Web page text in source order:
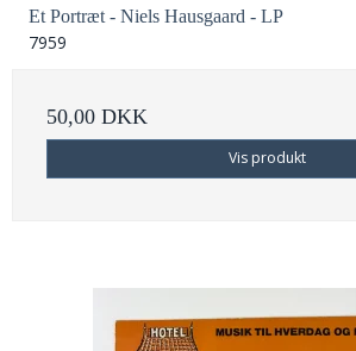
Et Portræt - Niels Hausgaard - LP
7959
50,00 DKK
Vis produkt